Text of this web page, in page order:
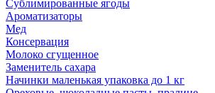
Сублимированные ягоды
Ароматизаторы
Мед
Консервация
Молоко сгущенное
Заменитель сахара
Начинки маленькая упаковка до 1 кг